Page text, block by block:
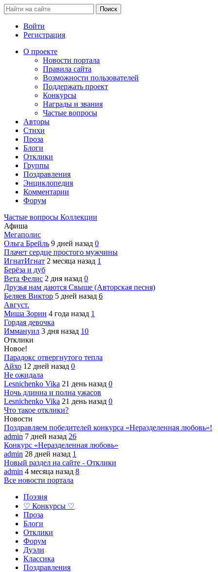
Войти
Регистрация
О проекте
Новости портала
Правила сайта
Возможности пользователей
Поддержать проект
Конкурсы
Награды и звания
Частые вопросы
Авторы
Стихи
Проза
Блоги
Отклики
Группы
Поздравления
Энциклопедия
Комментарии
Форум
Частые вопросы Коллекции
Афиша
Мегаполис
Ольга Брейль 9 дней назад 0
Плачет сердце простого мужчины
ИгнатИгнат 2 месяца назад 1
Берёза и дуб
Вета Фелис 2 дня назад 0
Друзья нам даются Свыше (Авторская песня)
Беляев Виктор 5 дней назад 6
Август.
Миша Зорин 4 года назад 1
Гордая девочка
Иммануил 3 дня назад 10
Отклики
Новое!
Парадокс отвергнутого тепла
Айхо 12 дней назад 0
Не ожидала
Lesnichenko Vika 21 день назад 0
Ночь длинна и полна ужасов
Lesnichenko Vika 21 день назад 0
Что такое отклики?
Новости
Поздравляем победителей конкурса «Неразделенная любовь»!
admin 7 дней назад 26
Конкурс «Неразделенная любовь»
admin 28 дней назад 1
Новый раздел на сайте - Отклики
admin 4 месяца назад 8
Все новости портала
Поэзия
♡ Конкурсы ♡
Проза
Блоги
Отклики
Форум
Дуэли
Классика
Поздравления